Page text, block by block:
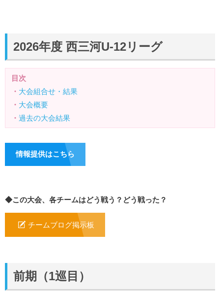
2026年度 西三河U-12リーグ
目次
・ 大会組合せ・結果
・ 大会概要
・ 過去の大会結果
情報提供はこちら
◆この大会、各チームはどう戦う？どう戦った？
チームブログ掲示板
前期（1巡目）